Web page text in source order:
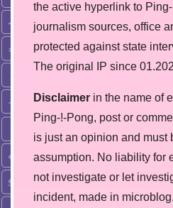
the active hyperlink to
journalism sources, office
protected against state
The original IP since
Disclaimer in the name of
Ping-!-Pong, post or
is just an opinion and must
assumption. No liability for
not investigate or let
incident, made in